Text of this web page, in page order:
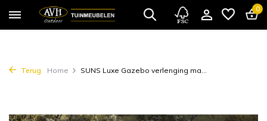
0
Terug Home SUNS Luxe Gazebo verlenging ma...